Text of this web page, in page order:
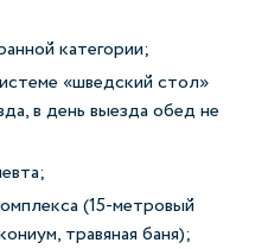
категории;
«шведский стол»
в день выезда обед не
(15-метровый
травяная баня);